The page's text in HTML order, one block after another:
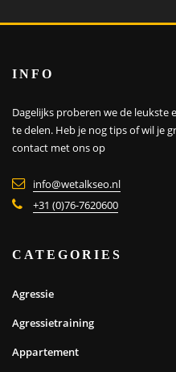
INFO
Dagelijks proberen we de
te delen. Heb je nog tips of wil je
contact met ons op
info@wetalkseo.nl
+31 (0)76-7620600
CATEGORIES
Agressie
Agressietraining
Appartement